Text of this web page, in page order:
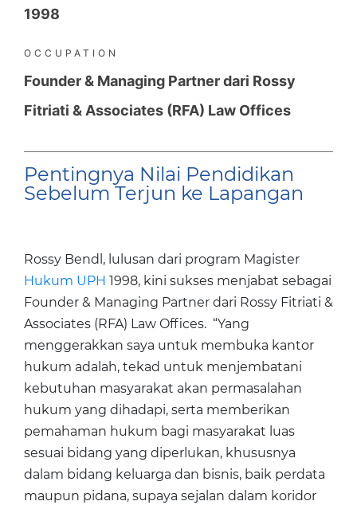
1998
OCCUPATION
Founder & Managing Partner dari Rossy
Fitriati & Associates (RFA) Law Offices
Pentingnya Nilai Pendidikan
Sebelum Terjun ke Lapangan
Rossy Bendl, lulusan dari program Magister
Hukum UPH 1998, kini sukses menjabat sebagai
Founder & Managing Partner dari Rossy Fitriati &
Associates (RFA) Law Offices. “Yang
menggerakkan saya untuk membuka kantor
hukum adalah, tekad untuk menjembatani
kebutuhan masyarakat akan permasalahan
hukum yang dihadapi, serta memberikan
pemahaman hukum bagi masyarakat luas
sesuai bidang yang diperlukan, khususnya
dalam bidang keluarga dan bisnis, baik perdata
maupun pidana, supaya sejalan dalam koridor